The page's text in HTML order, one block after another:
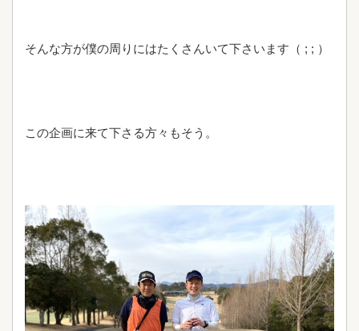
そんな方が僕の周りにはたくさんいて下さいます（ ; ; ）
この企画に来て下さる方々もそう。